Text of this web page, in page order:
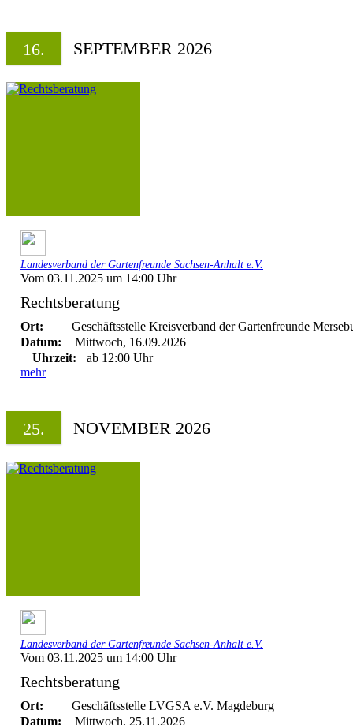
16. SEPTEMBER 2026
Landesverband der Gartenfreunde Sachsen-Anhalt e.V.
Vom 03.11.2025 um 14:00 Uhr
Rechtsberatung
Ort:
Geschäftsstelle Kreisverband der Gartenfreunde
Datum:
Mittwoch, 16.09.2026
Uhrzeit:
ab 12:00 Uhr
mehr
25. NOVEMBER 2026
Landesverband der Gartenfreunde Sachsen-Anhalt e.V.
Vom 03.11.2025 um 14:00 Uhr
Rechtsberatung
Ort:
Geschäftsstelle LVGSA e.V. Magdeburg
Datum:
Mittwoch, 25.11.2026